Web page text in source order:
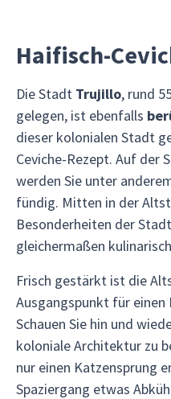
Haifisch-
Die Stadt Trujillo, rund
gelegen, ist ebenfalls
dieser kolonialen Stadt
Ceviche-Rezept. Auf der
werden Sie unter
fündig. Mitten in der
Besonderheiten der
gleichermaßen
Frisch gestärkt ist die
Ausgangspunkt für einen
Schauen Sie hin und
koloniale Architektur zu
nur einen Katzensprung
Spaziergang etwas